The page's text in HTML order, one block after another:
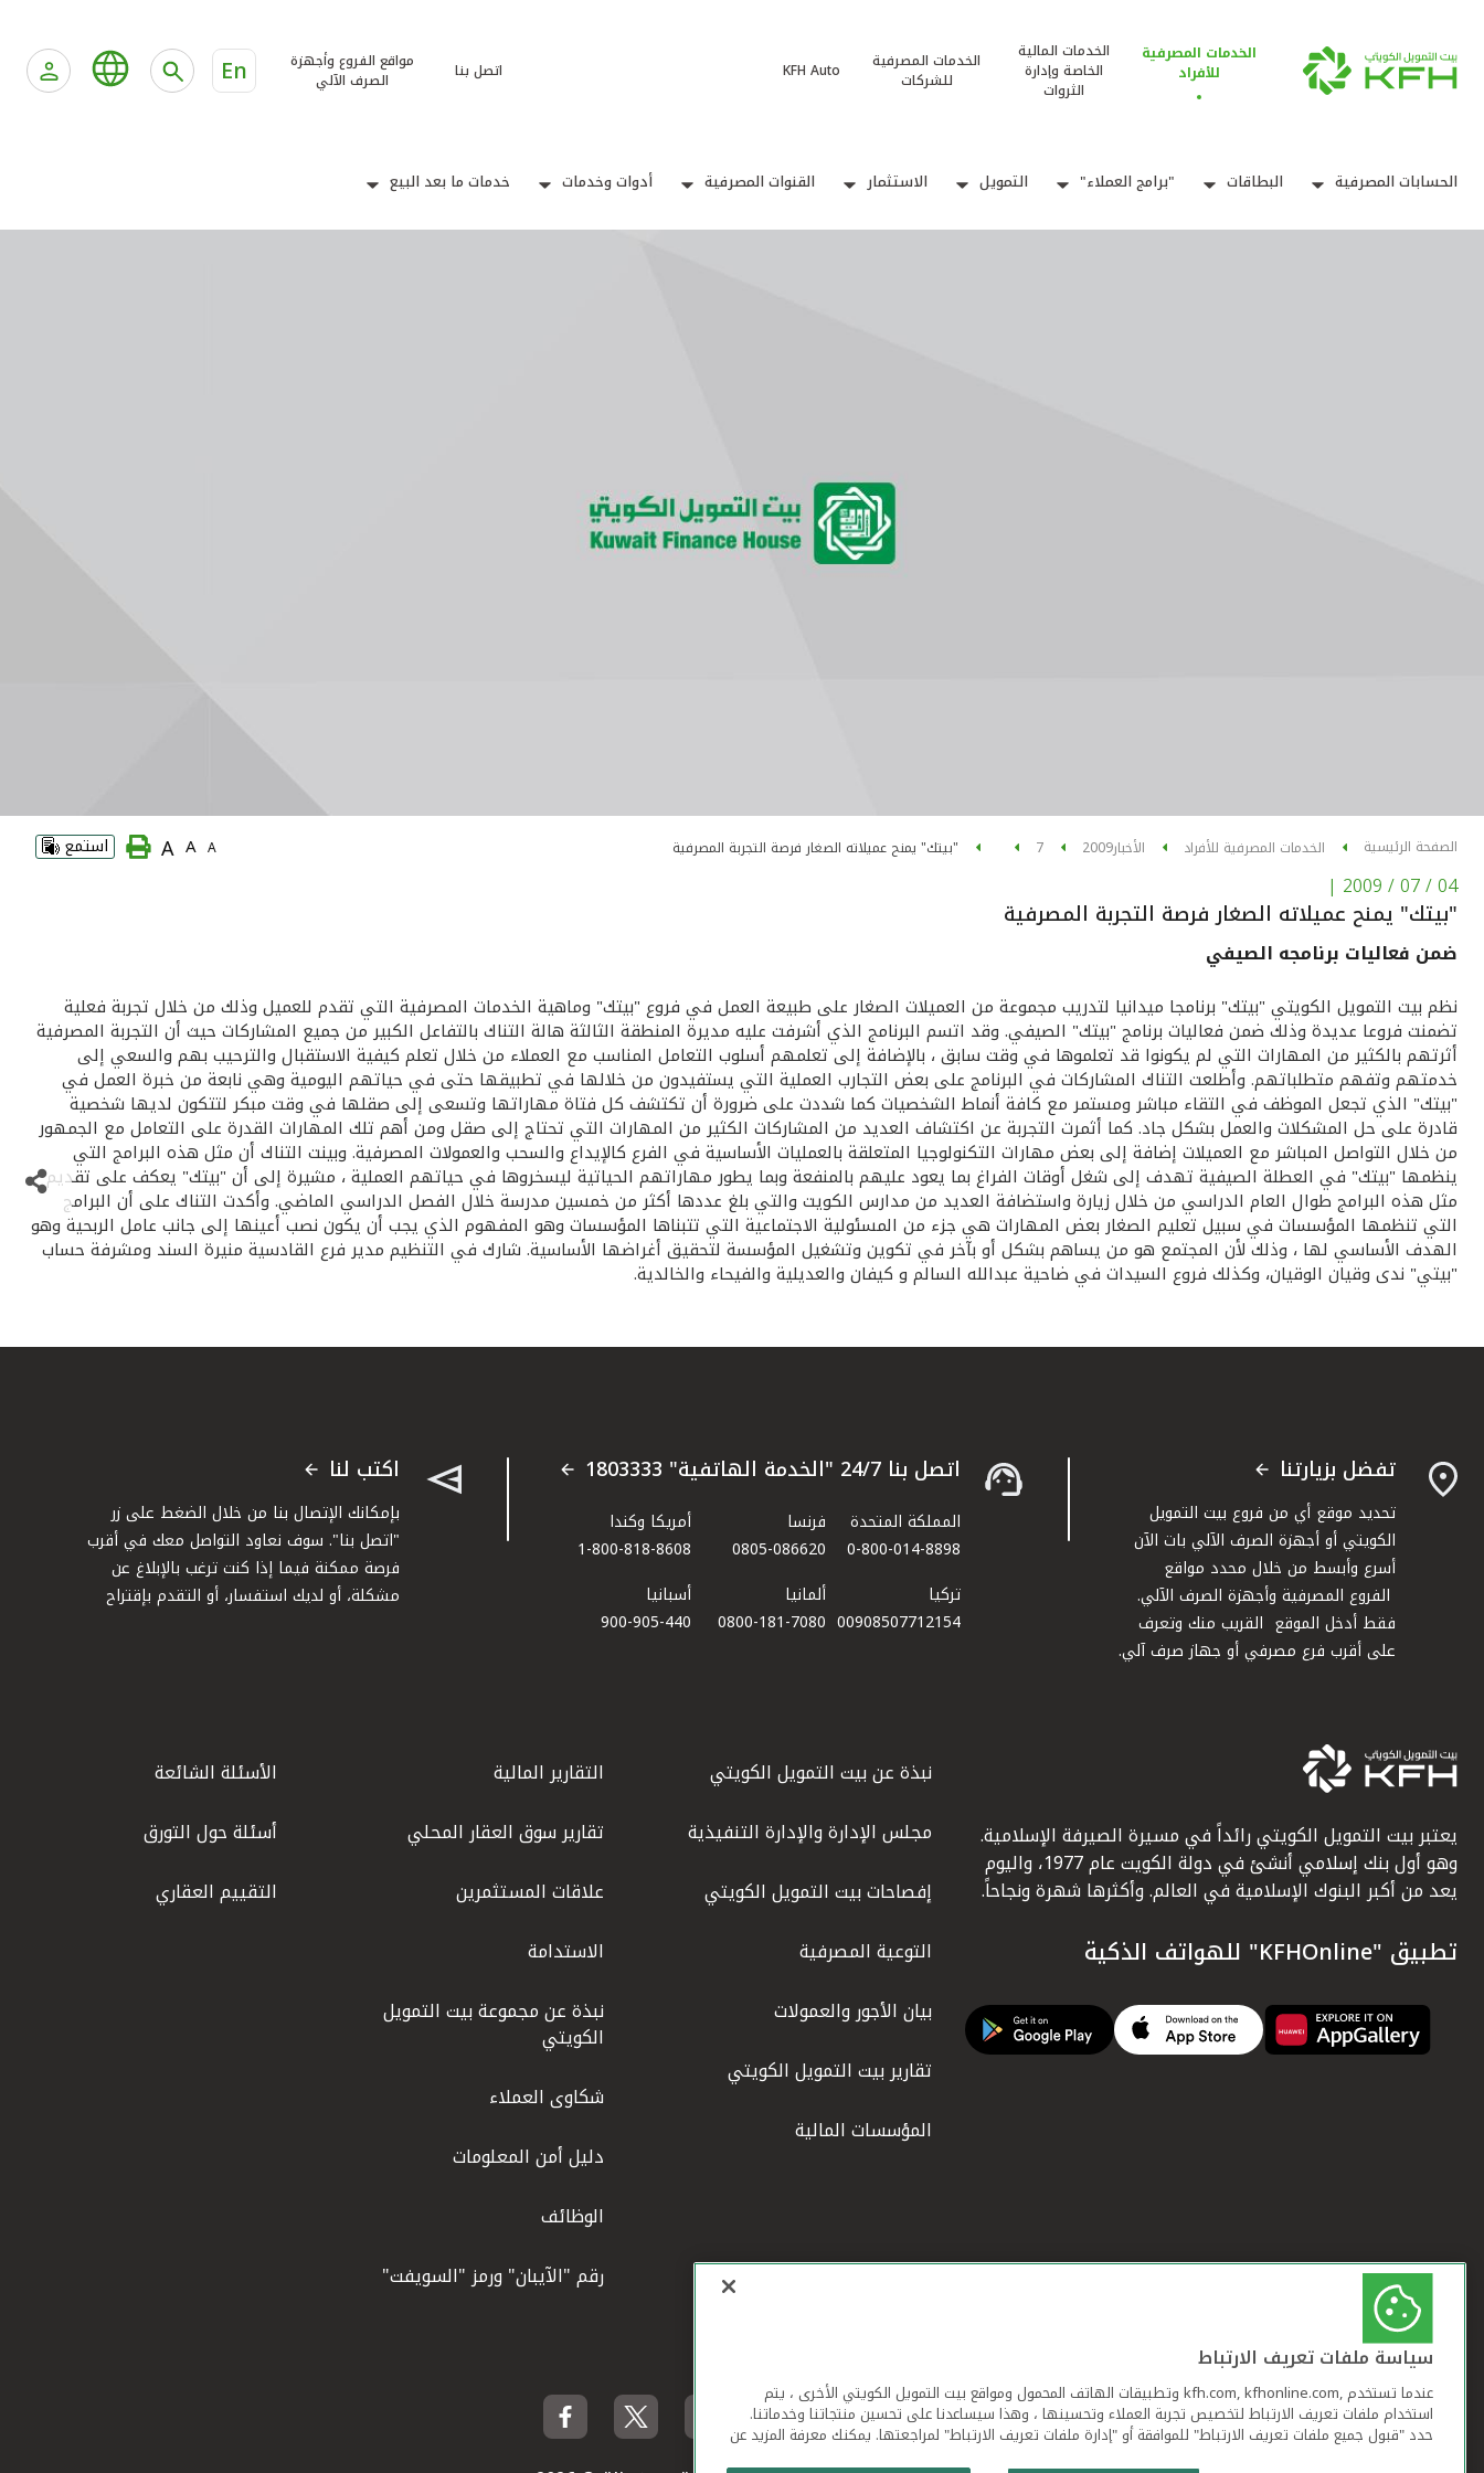
الخدمات المصرفية
للأفراد
الخدمات المالية
الخاصة وإدارة
الثروات
الخدمات المصرفية
للشركات
KFH Auto اتصل بنا
مواقع الفروع وأجهزة
الصرف الآلي
En
الحسابات المصرفية البطاقات "برامج العملاء" التمويل الاستثمار القنوات المصرفية أدوات وخدمات خدمات ما بعد البيع
الصفحة الرئيسية الخدمات المصرفية للأفراد الأخبار2009
7 "بيتك" يمنح عميلاته الصغار فرصة التجربة المصرفية A
A
A استمع
04 / 07 / 2009
|
"بيتك" يمنح عميلاته الصغار فرصة التجربة المصرفية
ضمن فعاليات برنامجه الصيفي
نظم بيت التمويل الكويتي "بيتك" برنامجا ميدانيا لتدريب مجموعة من العميلات الصغار على طبيعة العمل في فروع "بيتك" وماهية الخدمات المصرفية التي تقدم للعميل وذلك من خلال تجربة فعلية
تضمنت فروعا عديدة وذلك ضمن فعاليات برنامج "بيتك" الصيفي. وقد اتسم البرنامج الذي أشرفت عليه مديرة المنطقة الثالثة هالة التناك بالتفاعل الكبير من جميع المشاركات حيث أن التجربة المصرفية
أثرتهم بالكثير من المهارات التي لم يكونوا قد تعلموها في وقت سابق ، بالإضافة إلى تعلمهم أسلوب التعامل المناسب مع العملاء من خلال تعلم كيفية الاستقبال والترحيب بهم والسعي إلى
خدمتهم وتفهم متطلباتهم. وأطلعت التناك المشاركات في البرنامج على بعض التجارب العملية التي يستفيدون من خلالها في تطبيقها حتى في حياتهم اليومية وهي نابعة من خبرة العمل في
"بيتك" الذي تجعل الموظف في التقاء مباشر ومستمر مع كافة أنماط الشخصيات كما شددت على ضرورة أن تكتشف كل فتاة مهاراتها وتسعى إلى صقلها في وقت مبكر لتتكون لديها شخصية
قادرة على حل المشكلات والعمل بشكل جاد. كما أثمرت التجربة عن اكتشاف العديد من المشاركات الكثير من المهارات التي تحتاج إلى صقل ومن أهم تلك المهارات القدرة على التعامل مع الجمهور
من خلال التواصل المباشر مع العميلات إضافة إلى بعض مهارات التكنولوجيا المتعلقة بالعمليات الأساسية في الفرع كالإيداع والسحب والعمولات المصرفية. وبينت التناك أن مثل هذه البرامج التي
ينظمها "بيتك" في العطلة الصيفية تهدف إلى شغل أوقات الفراغ بما يعود عليهم بالمنفعة وبما يطور مهاراتهم الحياتية ليسخروها في حياتهم العملية ، مشيرة إلى أن "بيتك" يعكف على تقديم
مثل هذه البرامج طوال العام الدراسي من خلال زيارة واستضافة العديد من مدارس الكويت والتي بلغ عددها أكثر من خمسين مدرسة خلال الفصل الدراسي الماضي. وأكدت التناك على أن البرامج
التي تنظمها المؤسسات في سبيل تعليم الصغار بعض المهارات هي جزء من المسئولية الاجتماعية التي تتبناها المؤسسات وهو المفهوم الذي يجب أن يكون نصب أعينها إلى جانب عامل الربحية وهو
الهدف الأساسي لها ، وذلك لأن المجتمع هو من يساهم بشكل أو بآخر في تكوين وتشغيل المؤسسة لتحقيق أغراضها الأساسية. شارك في التنظيم مدير فرع القادسية منيرة السند ومشرفة حساب
"بيتي" ندى وقيان الوقيان، وكذلك فروع السيدات في ضاحية عبدالله السالم و كيفان والعديلية والفيحاء والخالدية.
تفضل بزيارتنا
تحديد موقع أي من فروع بيت التمويل
الكويتي أو أجهزة الصرف الآلي بات الآن
أسرع وأبسط من خلال محدد مواقع
الفروع المصرفية وأجهزة الصرف الآلي.
فقط أدخل الموقع القريب منك وتعرف
على أقرب فرع مصرفي أو جهاز صرف آلي.
اتصل بنا 24/7 "الخدمة الهاتفية" 1803333
المملكة المتحدة
0-800-014-8898
فرنسا
0805-086620
أمريكا وكندا
1-800-818-8608
تركيا
00908507712154​
ألمانيا
0800-181-7080
أسبانيا
900-905-440
اكتب لنا
بإمكانك الإتصال بنا من خلال الضغط على زر
"اتصل بنا". سوف نعاود التواصل معك في أقرب
فرصة ممكنة فيما إذا كنت ترغب بالإبلاغ عن
مشكلة، أو لديك استفسار، أو التقدم بإقتراح
يعتبر بيت التمويل الكويتي رائداً في مسيرة الصيرفة الإسلامية.
وهو أول بنك إسلامي أنشئ في دولة الكويت عام 1977، واليوم
يعد من أكبر البنوك الإسلامية في العالم. وأكثرها شهرة ونجاحاً.
تطبيق "KFHOnline" للهواتف الذكية
نبذة عن بيت التمويل الكويتي
مجلس الإدارة والإدارة التنفيذية
إفصاحات بيت التمويل الكويتي
التوعية المصرفية
بيان الأجور والعمولات
تقارير بيت التمويل الكويتي
المؤسسات المالية
التقارير المالية
تقارير سوق العقار المحلي
علاقات المستثمرين
الاستدامة
نبذة عن مجموعة بيت التمويل
الكويتي
شكاوى العملاء
دليل أمن المعلومات
الوظائف
رقم "الآيبان" ورمز "السويفت"
الأسئلة الشائعة
أسئلة حول التورق
التقييم العقاري
سياسة ملفات تعريف الارتباط
عندما تستخدم ,kfh.com, kfhonline.com وتطبيقات الهاتف المحمول ومواقع بيت التمويل الكويتي الأخرى ، يتم
استخدام ملفات تعريف الارتباط لتخصيص تجربة العملاء وتحسينها ، وهذا سيساعدنا على تحسين منتجاتنا وخدماتنا.
حدد "قبول جميع ملفات تعريف الارتباط" للموافقة أو "إدارة ملفات تعريف الارتباط" لمراجعتها. يمكنك معرفة المزيد عن